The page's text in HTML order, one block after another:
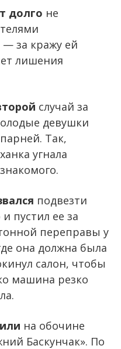
долго не
за кражу ей
лишения
случай за
девушки
Так,
угнала
подвезти
пустил ее за
переправы у
она должна была
салон, чтобы
машина резко
на обочине
Баскунчак». По